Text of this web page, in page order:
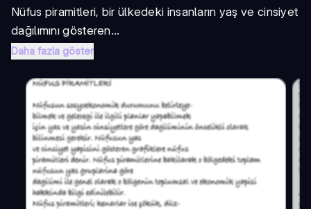
Nüfus piramitleri, bir ülkedeki insanların yaş ve cinsiyet
dağılımını gösteren...
Daha fazla göster